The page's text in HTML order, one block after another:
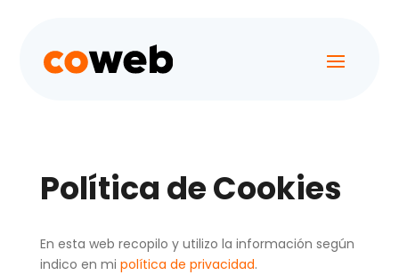
Política de Cookies
En esta web recopilo y utilizo la información según
indico en mi política de privacidad.